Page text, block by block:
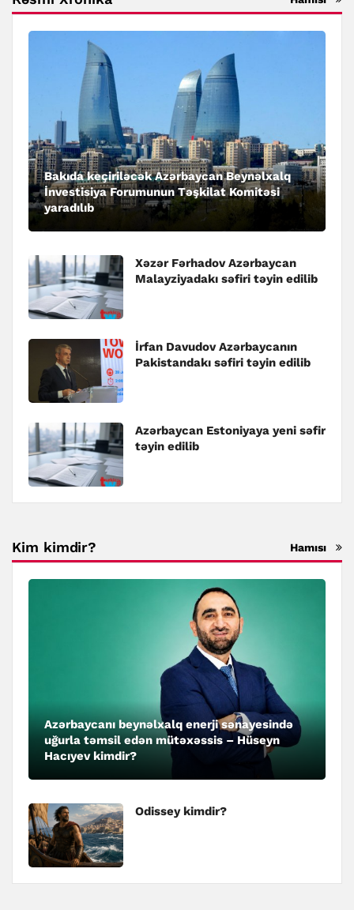
Bakıda keçiriləcək Azərbaycan Beynəlxalq
İnvestisiya Forumunun Təşkilat Komitəsi
yaradılıb
Xəzər Fərhadov Azərbaycan
Malayziyadakı səfiri təyin edilib
İrfan Davudov Azərbaycanın
Pakistandakı səfiri təyin edilib
Azərbaycan Estoniyaya yeni səfir
təyin edilib
Kim kimdir? Hamısı
Azərbaycanı beynəlxalq enerji sənayesində
uğurla təmsil edən mütəxəssis – Hüseyn
Hacıyev kimdir?
Odissey kimdir?